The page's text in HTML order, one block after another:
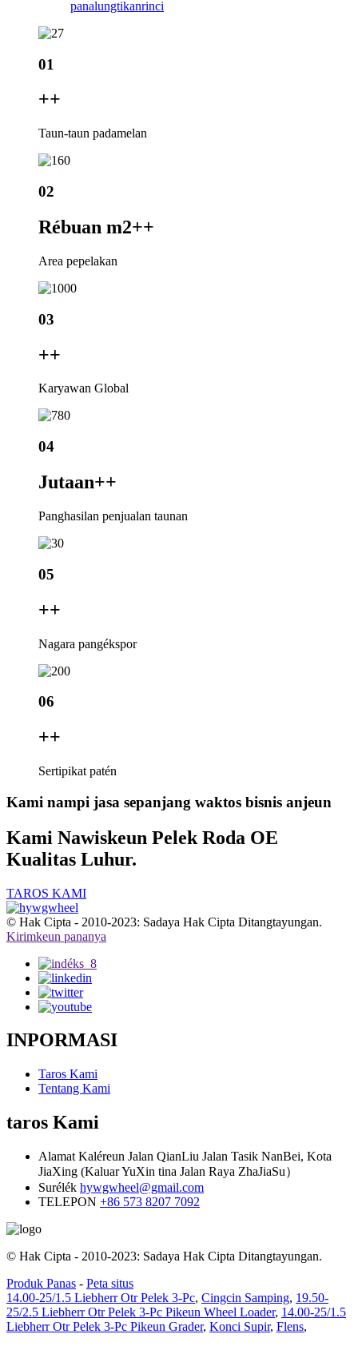
panalungtikanrinci
01
++
Taun-taun padamelan
02
Rébuan m2++
Area pepelakan
03
++
Karyawan Global
04
Jutaan++
Panghasilan penjualan taunan
05
++
Nagara pangékspor
06
++
Sertipikat patén
Kami nampi jasa sepanjang waktos bisnis anjeun
Kami Nawiskeun Pelek Roda OE
Kualitas Luhur.
TAROS KAMI
© Hak Cipta - 2010-2023: Sadaya Hak Cipta Ditangtayungan.
Kirimkeun pananya
INPORMASI
Taros Kami
Tentang Kami
taros Kami
Alamat Kaléreun Jalan QianLiu Jalan Tasik NanBei, Kota
JiaXing (Kaluar YuXin tina Jalan Raya ZhaJiaSu）
Surélék hywgwheel@gmail.com
TELEPON +86 573 8207 7092
© Hak Cipta - 2010-2023: Sadaya Hak Cipta Ditangtayungan.
Produk Panas - Peta situs
14.00-25/1.5 Liebherr Otr Pelek 3-Pc, Cingcin Samping, 19.50-
25/2.5 Liebherr Otr Pelek 3-Pc Pikeun Wheel Loader, 14.00-25/1.5
Liebherr Otr Pelek 3-Pc Pikeun Grader, Konci Supir, Flens,